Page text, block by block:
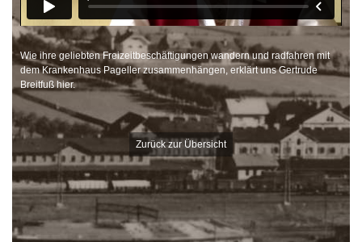
Wie ihre geliebten Freizeitbeschäftigungen wandern und radfahren mit
dem Krankenhaus Pageller zusammenhängen, erklärt uns Gertrude
Breitfuß hier.
Zurück zur Übersicht